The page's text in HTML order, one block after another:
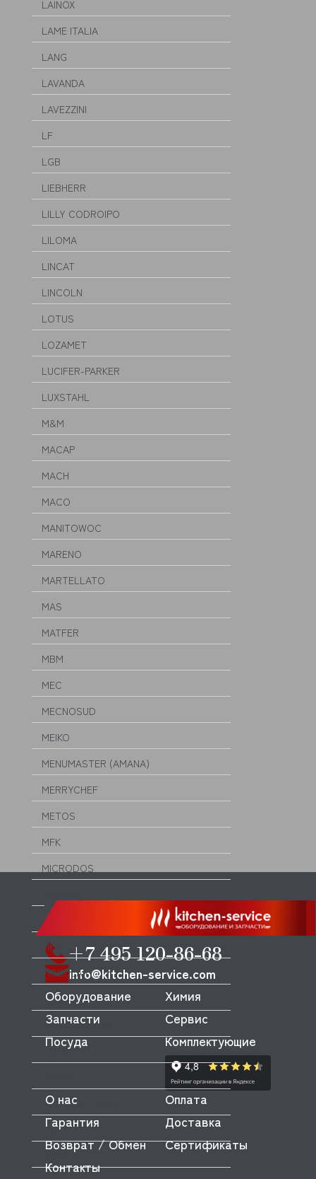
LAINOX
LAME ITALIA
LANG
LAVANDA
LAVEZZINI
LF
LGB
LIEBHERR
LILLY CODROIPO
LILOMA
LINCAT
LINCOLN
LOTUS
LOZAMET
LUCIFER-PARKER
LUXSTAHL
M&M
MACAP
MACH
MACO
MANITOWOC
MARENO
MARTELLATO
MAS
MATFER
MBM
MEC
MECNOSUD
MEIKO
MENUMASTER (AMANA)
MERRYCHEF
METOS
MFK
MICRODOS
MIWE
MKN
MODULAR
MODULINE
MONDIAL FORNI
MONO
MORELLO FORNI
MORETTI
MORICE
+7 495 120-86-68
info@kitchen-service.com
Оборудование
Запчасти
Посуда
Химия
Сервис
Комплектующие
О нас
Оплата
Гарантия
Доставка
Возврат / Обмен
Сертификаты
Контакты